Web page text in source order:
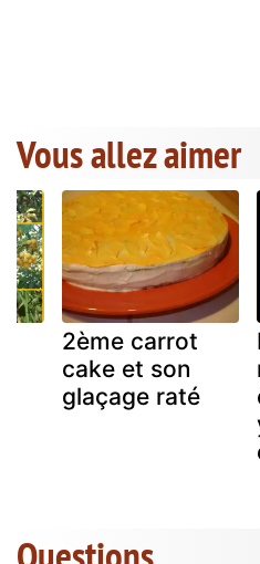
Vous allez aimer
2ème carrot
cake et son
glaçage raté